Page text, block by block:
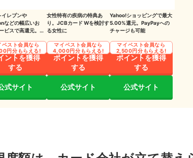
イレブンや
などの幅広いお
ビスで高還元。初
ントを獲得
する
ベスト会員なら
円分もらえる!
式サイト
女性特有の疾病の特典あ
り。JCBカード Wを検討す
る女性に
ポイントを獲得
する
マイベスト会員なら
4,000円分もらえる!
公式サイト
Yahoo!ショッピングで最大
5.00%還元。PayPayへの
チャージも可能
ポイントを獲得
する
マイベスト会員なら
2,500円分もらえる!
公式サイト